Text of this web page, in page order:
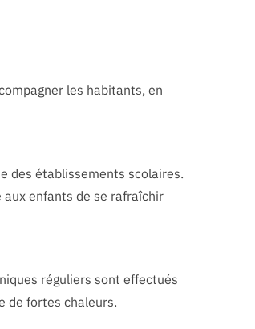
les habitants, en
des établissements scolaires.
aux enfants de se rafraîchir
réguliers sont effectués
de fortes chaleurs.